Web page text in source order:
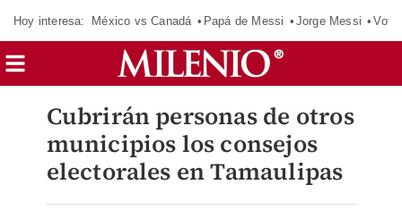
Hoy interesa: México vs Canadá Papá de Messi Jorge Messi
Cubrirán personas de otros
municipios los consejos
electorales en Tamaulipas